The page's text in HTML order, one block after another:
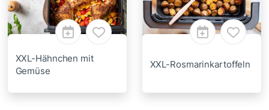
XXL-Hähnchen mit
Gemüse
XXL-Rosmarinkartoffeln